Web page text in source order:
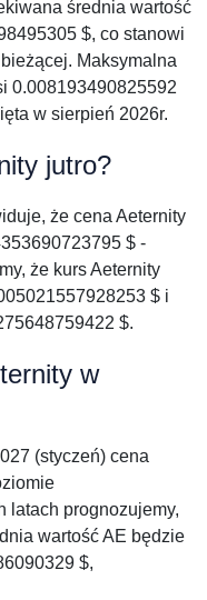
średnia wartość
$, co stanowi
Maksymalna
0.008193490825592
w sierpień 2026r.
jutro?
że cena Aeternity
$ -
że kurs Aeternity
$ i
$.
w
(styczeń) cena
latach prognozujemy,
wartość AE będzie
$,